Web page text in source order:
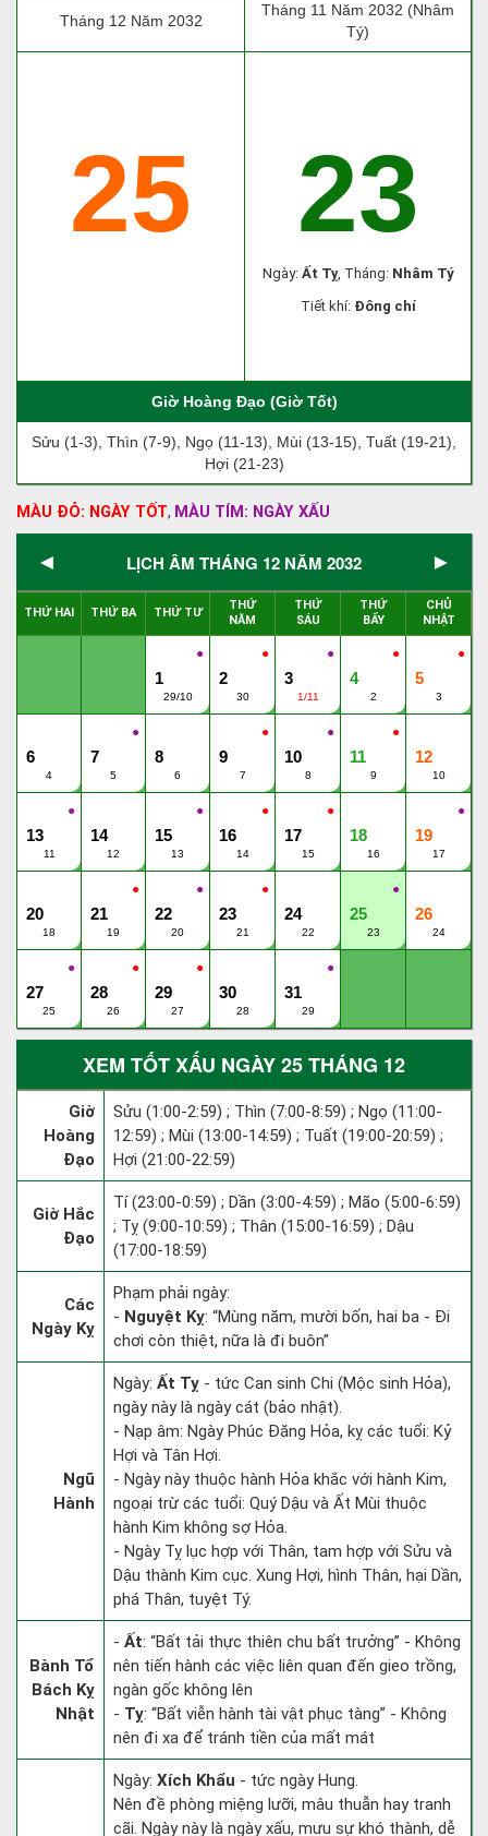
Tháng 12 Năm 2032
Tháng 11 Năm 2032 (Nhâm
Tý)
25 23
Ngày: Ất Tỵ, Tháng: Nhâm Tý
Tiết khí: Đông chí
Giờ Hoàng Đạo (Giờ Tốt)
Sửu (1-3), Thìn (7-9), Ngọ (11-13), Mùi (13-15), Tuất (19-21),
Hợi (21-23)
MÀU ĐỎ: NGÀY TỐT, MÀU TÍM: NGÀY XẤU
◄ LỊCH ÂM THÁNG 12 NĂM 2032 ►
THỨ HAI THỨ BA THỨ TƯ
THỨ
NĂM
THỨ
SÁU
THỨ
BẨY
CHỦ
NHẬT
●
1
29/10
●
2
30
●
3
1/11
●
4
2
●
5
3
6
4
●
7
5
8
6
●
9
7
●
10
8
●
11
9
12
10
●
13
11
14
12
●
15
13
●
16
14
●
17
15
18
16
●
19
17
20
18
●
21
19
●
22
20
●
23
21
24
22
●
25
23
26
24
●
27
25
●
28
26
●
29
27
30
28
●
31
29
XEM TỐT XẤU NGÀY 25 THÁNG 12
Giờ
Hoàng
Đạo
Sửu (1:00-2:59) ; Thìn (7:00-8:59) ; Ngọ (11:00-
12:59) ; Mùi (13:00-14:59) ; Tuất (19:00-20:59) ;
Hợi (21:00-22:59)
Giờ Hắc
Đạo
Tí (23:00-0:59) ; Dần (3:00-4:59) ; Mão (5:00-6:59)
; Tỵ (9:00-10:59) ; Thân (15:00-16:59) ; Dậu
(17:00-18:59)
Các
Ngày Kỵ
Phạm phải ngày:
- Nguyệt Kỵ: “Mùng năm, mười bốn, hai ba - Đi
chơi còn thiệt, nữa là đi buôn”
Ngũ
Hành
Ngày: Ất Tỵ - tức Can sinh Chi (Mộc sinh Hỏa),
ngày này là ngày cát (bảo nhật).
- Nạp âm: Ngày Phúc Đăng Hỏa, kỵ các tuổi: Kỷ
Hợi và Tân Hợi.
- Ngày này thuộc hành Hỏa khắc với hành Kim,
ngoại trừ các tuổi: Quý Dậu và Ất Mùi thuộc
hành Kim không sợ Hỏa.
- Ngày Tỵ lục hợp với Thân, tam hợp với Sửu và
Dậu thành Kim cục. Xung Hợi, hình Thân, hại Dần,
phá Thân, tuyệt Tý.
Bành Tổ
Bách Kỵ
Nhật
- Ất: “Bất tải thực thiên chu bất trưởng” - Không
nên tiến hành các việc liên quan đến gieo trồng,
ngàn gốc không lên
- Tỵ: “Bất viễn hành tài vật phục tàng” - Không
nên đi xa để tránh tiền của mất mát
Ngày: Xích Khẩu - tức ngày Hung.
Nên đề phòng miệng lưỡi, mâu thuẫn hay tranh
cãi. Ngày này là ngày xấu, mưu sự khó thành, dễ